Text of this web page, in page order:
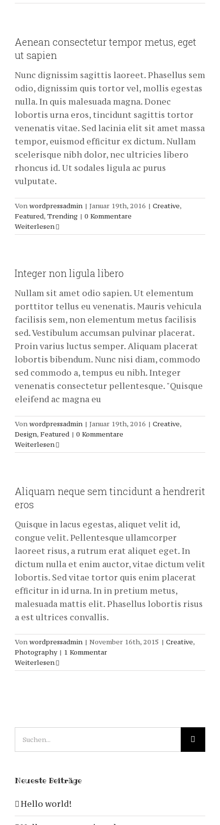
Aenean consectetur tempor metus, eget
ut sapien
Nunc dignissim sagittis laoreet. Phasellus sem
odio, dignissim quis tortor vel, mollis egestas
nulla. In quis malesuada magna. Donec
lobortis urna eros, tincidunt sagittis tortor
venenatis vitae. Sed lacinia elit sit amet massa
tempor, euismod efficitur ex dictum. Nullam
scelerisque nibh dolor, nec ultricies libero
rhoncus id. Ut sodales ligula ac purus
vulputate.
Von wordpressadmin | Januar 19th, 2016 | Creative,
Featured, Trending | 0 Kommentare
Weiterlesen
Integer non ligula libero
Nullam sit amet odio sapien. Ut elementum
porttitor tellus eu venenatis. Mauris vehicula
facilisis sem, non elementum metus facilisis
sed. Vestibulum accumsan pulvinar placerat.
Proin varius luctus semper. Aliquam placerat
lobortis bibendum. Nunc nisi diam, commodo
sed commodo a, tempus eu nibh. Integer
venenatis consectetur pellentesque. "Quisque
eleifend ac magna eu
Von wordpressadmin | Januar 19th, 2016 | Creative,
Design, Featured | 0 Kommentare
Weiterlesen
Aliquam neque sem tincidunt a hendrerit
eros
Quisque in lacus egestas, aliquet velit id,
congue velit. Pellentesque ullamcorper
laoreet risus, a rutrum erat aliquet eget. In
dictum nulla et enim auctor, vitae dictum velit
lobortis. Sed vitae tortor quis enim placerat
efficitur in id urna. In in pretium metus,
malesuada mattis elit. Phasellus lobortis risus
a est ultrices convallis.
Von wordpressadmin | November 16th, 2015 | Creative,
Photography | 1 Kommentar
Weiterlesen
Neueste Beiträge
Hello world!